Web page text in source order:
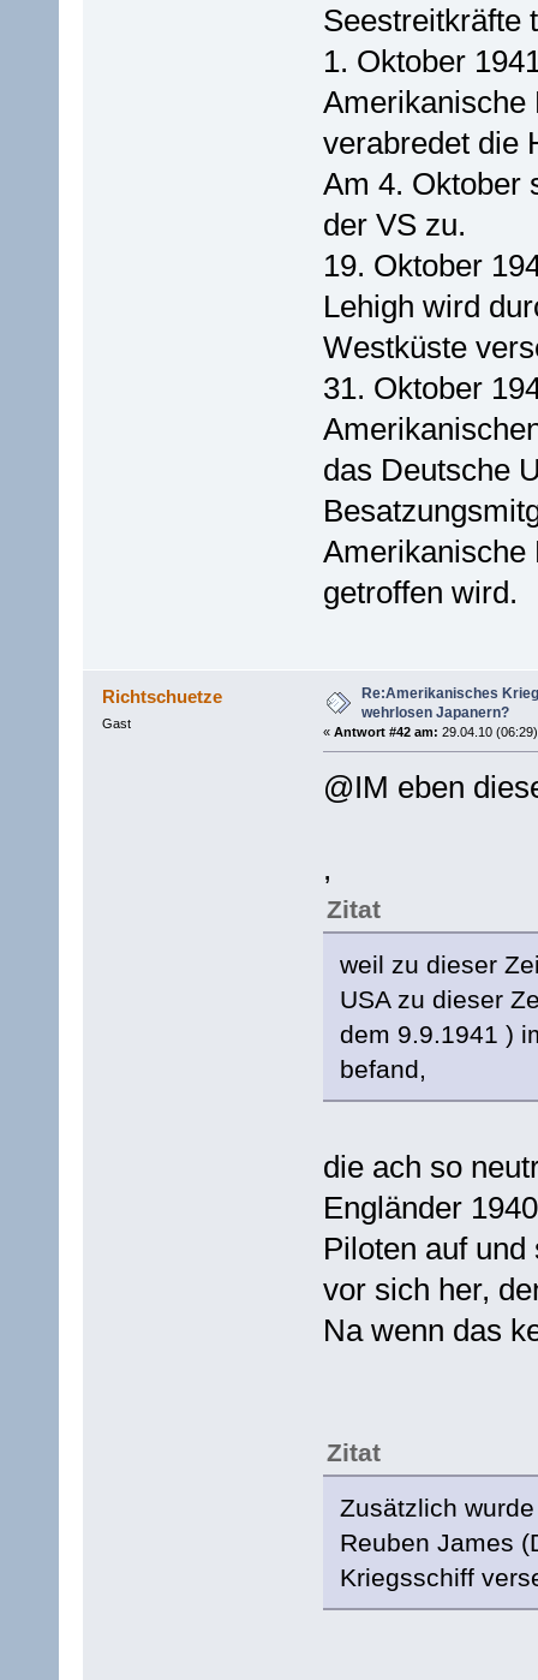
Seestreitkräfte
1. Oktober
Amerikanische
verabredet die
Am 4. Oktober
der VS zu.
19. Oktober
Lehigh wird
Westküste
31. Oktober
das Deutsche
Amerikanische
getroffen wird.
Richtschuetze
Gast
Re:Amerikanisches
wehrlosen Japanern?
« Antwort #42 am: 29.04.10
@IM eben
,
Zitat
weil zu dieser
USA zu dieser
dem 9.9.1941 )
befand,
die ach so
Engländer
Piloten auf
vor sich her,
Na wenn das
Zitat
Zusätzlich
Reuben James
Kriegsschiff